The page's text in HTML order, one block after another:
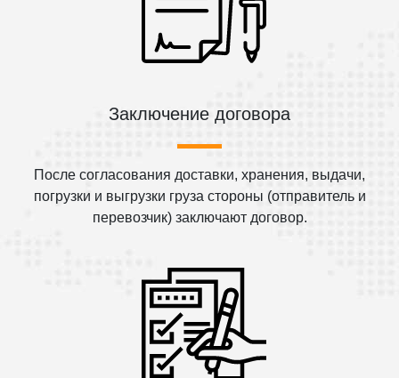
Заключение договора
После согласования доставки, хранения, выдачи,
погрузки и выгрузки груза стороны (отправитель и
перевозчик) заключают договор.